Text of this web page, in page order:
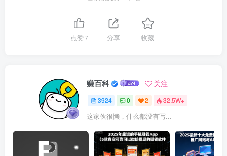
点赞7 分享 收藏
赚百科 关注
3924 0 2 32.5W+
这家伙很懒，什么都没有写...